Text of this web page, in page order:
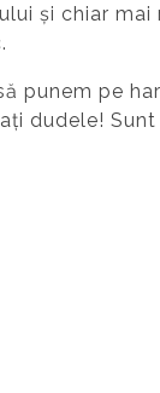
și chiar
punem pe
dudele!